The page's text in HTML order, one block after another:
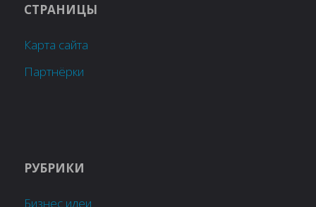
СТРАНИЦЫ
Карта сайта
Партнёрки
РУБРИКИ
Бизнес идеи